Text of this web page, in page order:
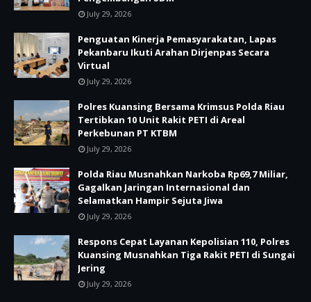
July 29, 2026
Penguatan Kinerja Pemasyarakatan, Lapas
Pekanbaru Ikuti Arahan Dirjenpas Secara
Virtual
July 29, 2026
Polres Kuansing Bersama Krimsus Polda Riau
Tertibkan 10 Unit Rakit PETI di Areal
Perkebunan PT KTBM
July 29, 2026
Polda Riau Musnahkan Narkoba Rp69,7 Miliar,
Gagalkan Jaringan Internasional dan
Selamatkan Hampir Sejuta Jiwa
July 29, 2026
Respons Cepat Layanan Kepolisian 110, Polres
Kuansing Musnahkan Tiga Rakit PETI di Sungai
Jering
July 29, 2026